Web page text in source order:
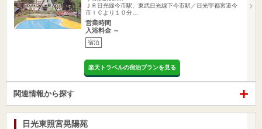
ＪＲ日光線今市駅、東武日光線下今市駅／日光宇都宮道今
市ＩＣより１０分…
営業時間
入浴料金 ～
宿泊
楽天トラベルの宿泊プランを見る
関連情報から探す
日光東照宮晃陽苑